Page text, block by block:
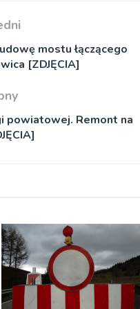
mostu łączącego
[ZDJĘCIA]
powiatowej. Remont na